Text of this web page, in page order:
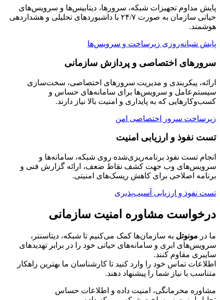
پایش مداوم تجهیزات شبکه، سرورها، دیتابیس‌ها و سرویس‌های
حیاتی سازمان به صورت ۲۴/۷ با داشبوردهای تحلیلی و هشداردهی
هوشمند.
پایش شبانه‌روزی زیرساخت و سرویس‌ها
سرورهای اختصاصی و پردازش سازمانی
ارائه، پیکربندی و مدیریت سرورهای اختصاصی، سخت‌سازی
سیستم‌عامل و سرویس‌ها برای سامانه‌های حساس و
کسب‌وکارهایی که به پایداری و امنیت بالا نیاز دارند.
زیرساخت سرور اختصاصی امن
تست نفوذ و ارزیابی امنیت
انجام تست نفوذ برنامه‌ریزی‌شده روی شبکه، سامانه‌ها و
سرویس‌های وب جهت کشف نقاط ضعف، ارائه گزارش فنی و
برنامه اصلاحی برای کاهش ریسک‌های امنیتی.
تست نفوذ و ارزیابی آسیب‌پذیری
درخواست مشاوره امنیت سازمانی
ما در مونوتل به سازمان‌ها کمک می‌کنیم تا شبکه، دیتاسنتر،
سرویس‌های ابری و سامانه‌های حیاتی خود را در برابر تهدیدهای
سایبری مقاوم کنند.
اطلاعات تماس خود را وارد کنید تا کارشناسان ما بهترین راهکار
متناسب با نیاز شما را پیشنهاد دهند.
مشاوره محرمانگی، امنیت داده و اطلاعات حساس